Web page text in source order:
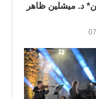
د. ميشلين ظاهر